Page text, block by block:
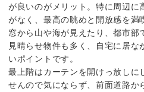
が良いのがメリット。特に周辺に
がなく、最高の眺めと開放感を満
窓から山や海が見えたり、都市部
見晴らせ物件も多く、自宅に居な
いポイントです。
最上階はカーテンを開けっ放しに
せんので気にならず、前面道路か